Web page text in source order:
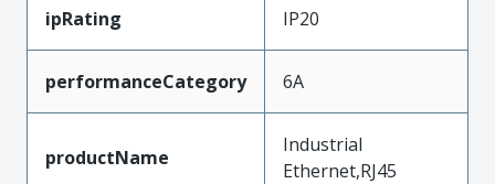
ipRating IP20
performanceCategory 6A
productName
Industrial
Ethernet,RJ45